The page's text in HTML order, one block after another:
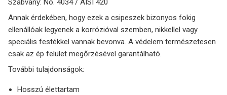
Szabvány: No. 4034 / AISI 420
Annak érdekében, hogy ezek a csipeszek bizonyos fokig
ellenállóak legyenek a korrózióval szemben, nikkellel vagy
speciális festékkel vannak bevonva. A védelem természetesen
csak az ép felület megőrzésével garantálható.
További tulajdonságok:
Hosszú élettartam